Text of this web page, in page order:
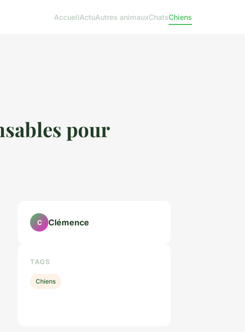
AccueilActuAutres animauxChatsChiens
pour
C Clémence
TAGS
Chiens